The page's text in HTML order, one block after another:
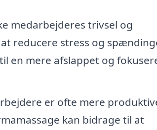
medarbejderes trivsel og
reducere stress og
en mere afslappet og
er ofte mere
kan bidrage til at